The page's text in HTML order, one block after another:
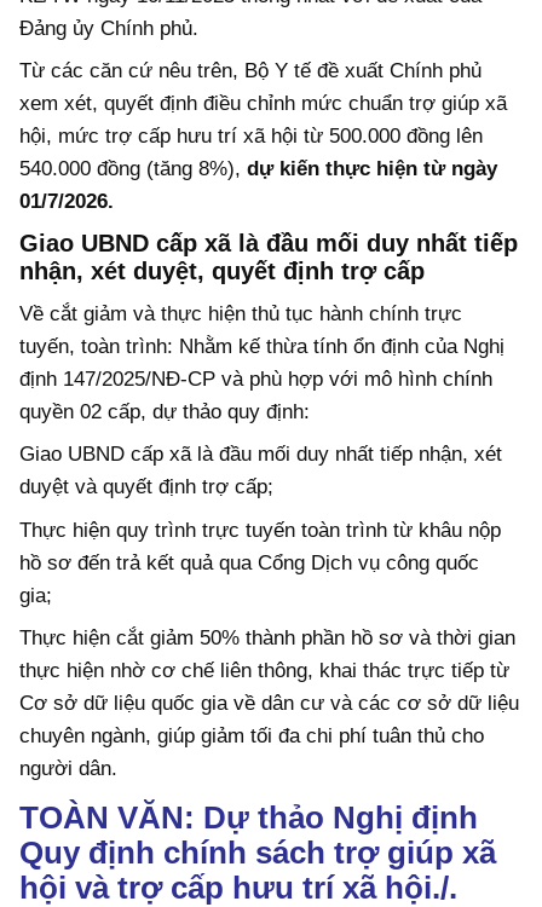
Đảng ủy Chính phủ.
Từ các căn cứ nêu trên, Bộ Y tế đề xuất Chính phủ
xem xét, quyết định điều chỉnh mức chuẩn trợ giúp xã
hội, mức trợ cấp hưu trí xã hội từ 500.000 đồng lên
540.000 đồng (tăng 8%), dự kiến thực hiện từ ngày
01/7/2026.
Giao UBND cấp xã là đầu mối duy nhất tiếp
nhận, xét duyệt, quyết định trợ cấp
Về cắt giảm và thực hiện thủ tục hành chính trực
tuyến, toàn trình: Nhằm kế thừa tính ổn định của Nghị
định 147/2025/NĐ-CP và phù hợp với mô hình chính
quyền 02 cấp, dự thảo quy định:
Giao UBND cấp xã là đầu mối duy nhất tiếp nhận, xét
duyệt và quyết định trợ cấp;
Thực hiện quy trình trực tuyến toàn trình từ khâu nộp
hồ sơ đến trả kết quả qua Cổng Dịch vụ công quốc
gia;
Thực hiện cắt giảm 50% thành phần hồ sơ và thời gian
thực hiện nhờ cơ chế liên thông, khai thác trực tiếp từ
Cơ sở dữ liệu quốc gia về dân cư và các cơ sở dữ liệu
chuyên ngành, giúp giảm tối đa chi phí tuân thủ cho
người dân.
TOÀN VĂN: Dự thảo Nghị định
Quy định chính sách trợ giúp xã
hội và trợ cấp hưu trí xã hội./.